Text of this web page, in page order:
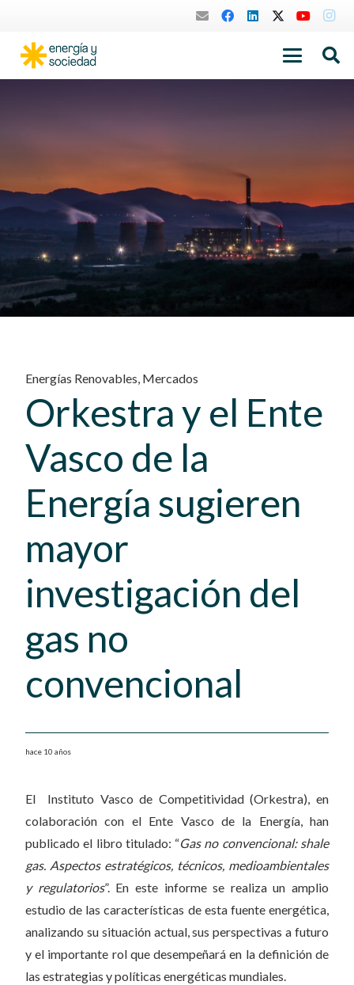
Energías Renovables, Mercados
Orkestra y el Ente
Vasco de la
Energía sugieren
mayor
investigación del
gas no
convencional
hace 10 años
El Instituto Vasco de Competitividad (Orkestra), en
colaboración con el Ente Vasco de la Energía, han
publicado el libro titulado: “Gas no convencional: shale
gas. Aspectos estratégicos, técnicos, medioambientales
y regulatorios”. En este informe se realiza un amplio
estudio de las características de esta fuente energética,
analizando su situación actual, sus perspectivas a futuro
y el importante rol que desempeñará en la definición de
las estrategias y políticas energéticas mundiales.